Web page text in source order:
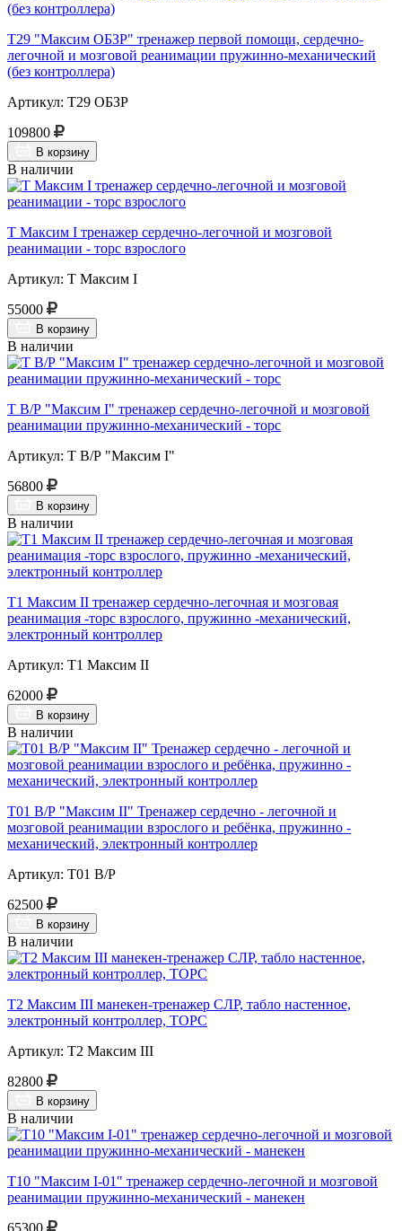
Т29 "Максим ОБЗР" тренажер первой помощи, сердечно-
легочной и мозговой реанимации пружинно-механический
(без контроллера)
Артикул: Т29 ОБЗР
109800
В корзину
В наличии
Т Максим I тренажер сердечно-легочной и мозговой
реанимации - торс взрослого
Артикул: Т Максим I
55000
В корзину
В наличии
Т В/Р "Максим I" тренажер сердечно-легочной и мозговой
реанимации пружинно-механический - торс
Артикул: Т В/Р "Максим I"
56800
В корзину
В наличии
Т1 Максим II тренажер сердечно-легочная и мозговая
реанимация -торс взрослого, пружинно -механический,
электронный контроллер
Артикул: Т1 Максим II
62000
В корзину
В наличии
Т01 В/Р "Максим II" Тренажер сердечно - легочной и
мозговой реанимации взрослого и ребёнка, пружинно -
механический, электронный контроллер
Артикул: Т01 В/Р
62500
В корзину
В наличии
Т2 Максим III манекен-тренажер СЛР, табло настенное,
электронный контроллер, ТОРС
Артикул: Т2 Максим III
82800
В корзину
В наличии
Т10 "Максим I-01" тренажер сердечно-легочной и мозговой
реанимации пружинно-механический - манекен
65300